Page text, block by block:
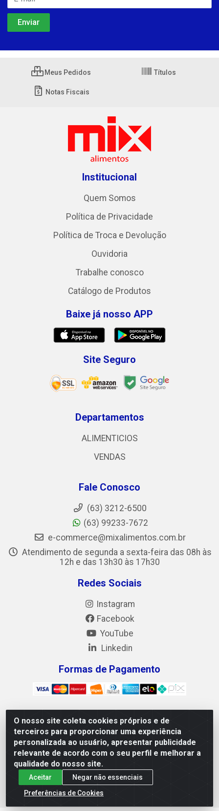
O nosso site coleta cookies próprios e de
terceiros para proporcionar uma experiência
personalizada ao usuário, apresentar publicidade
relevante de acordo com o seu perfil e melhorar a
qualidade do nosso site.
Aceitar
Negar não essenciais
Preferências de Cookies
Meus Pedidos Títulos
Notas Fiscais
Institucional
Quem Somos
Política de Privacidade
Política de Troca e Devolução
Ouvidoria
Trabalhe conosco
Catálogo de Produtos
Baixe já nosso APP
Site Seguro
Departamentos
ALIMENTICIOS
VENDAS
Fale Conosco
(63) 3212-6500
(63) 99233-7672
e-commerce@mixalimentos.com.br
Atendimento de segunda a sexta-feira das 08h às
12h e das 13h30 às 17h30
Redes Sociais
Instagram
Facebook
YouTube
Linkedin
Formas de Pagamento
Mix Alimentos LTDA - Quadra Asr Ne 55 (412 Norte), Alameda
02, S/N - Plano Diretor Norte, Palmas/TO - CEP 77.006-540 -
CNPJ 05.922.500/0001-02